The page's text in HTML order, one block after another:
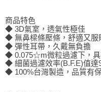
商品特色
◆ 3D氣室，透氣性極佳
◆ 無鼻樑條壓條，舒適又服
◆ 彈性耳帶，久戴無負擔
◆ 0.075☆m微粒過濾下，具
◆ 細菌過濾效率(B.F.E)值達
◆ 100%台灣製造，品質有